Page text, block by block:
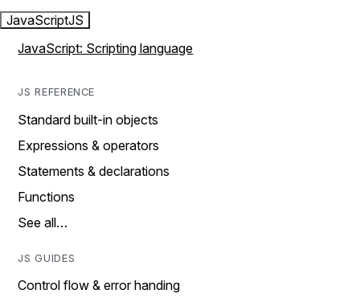
JavaScriptJS
JavaScript: Scripting language
JS REFERENCE
Standard built-in objects
Expressions & operators
Statements & declarations
Functions
See all…
JS GUIDES
Control flow & error handing